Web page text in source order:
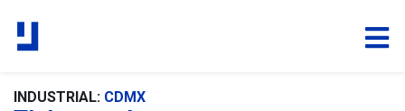
INDUSTRIAL: CDMX